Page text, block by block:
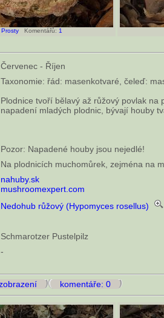
Prosty Komentářů: 1
Červenec - Říjen
Taxonomie: řád: masenkotvaré, čeleď:
Plodnice tvoří bělavý až růžový povlak
napadení mladých plodnic, bývají houby
Pozor: Napadené houby jsou nejedlé!
Na plodnicích muchomůrek, zejména na
nahuby.sk
mushroomexpert.com
Nedohub růžový (Hypomyces rosellus)
Schmarotzer Pustelpilz
-